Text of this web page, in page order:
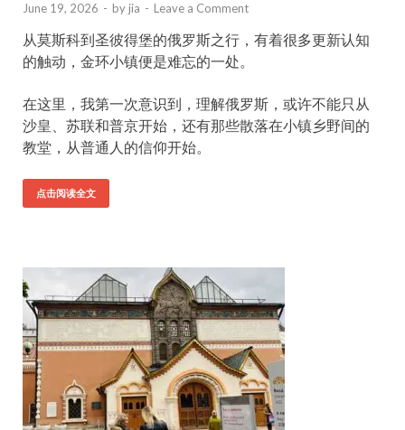
June 19, 2026 - by jia - Leave a Comment
从莫斯科到圣彼得堡的俄罗斯之行，有着很多更新认知
的触动，金环小镇便是难忘的一处。
在这里，我第一次意识到，理解俄罗斯，或许不能只从
沙皇、苏联和普京开始，还有那些散落在小镇乡野间的
教堂，从普通人的信仰开始。
点击阅读全文